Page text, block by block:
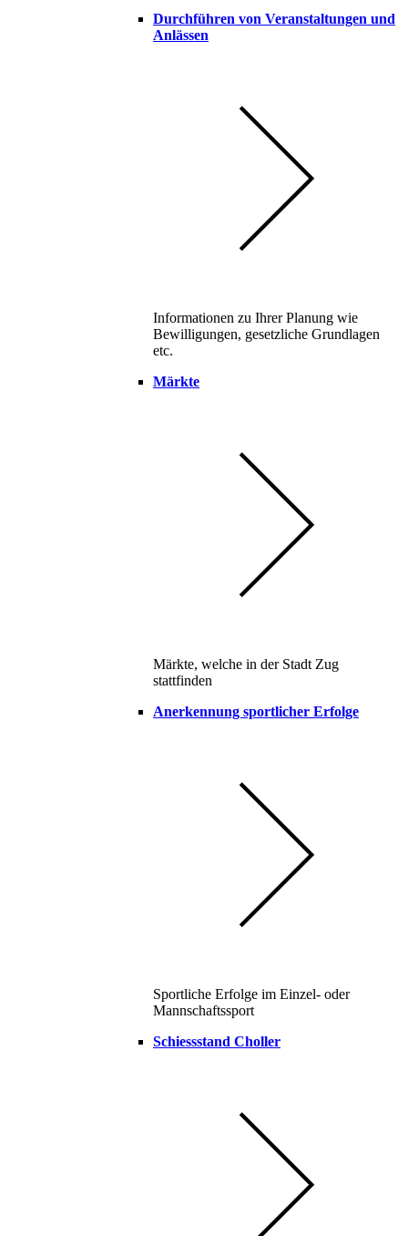
Durchführen von Veranstaltungen und
Anlässen
Informationen zu Ihrer Planung wie
Bewilligungen, gesetzliche Grundlagen
etc.
Märkte
Märkte, welche in der Stadt Zug
stattfinden
Anerkennung sportlicher Erfolge
Sportliche Erfolge im Einzel- oder
Mannschaftssport
Schiessstand Choller